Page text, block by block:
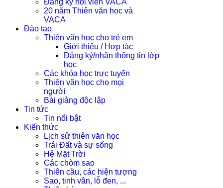
Đăng ký hội viên VACA
20 năm Thiên văn học và
VACA
Đào tạo
Thiên văn học cho trẻ em
Giới thiệu / Hợp tác
Đăng ký/nhận thông tin lớp
học
Các khóa học trực tuyến
Thiên văn học cho mọi
người
Bài giảng độc lập
Tin tức
Tin nổi bật
Kiến thức
Lịch sử thiên văn học
Trái Đất và sự sống
Hệ Mặt Trời
Các chòm sao
Thiên cầu, các hiện tượng
Sao, tinh vân, lỗ đen, ...